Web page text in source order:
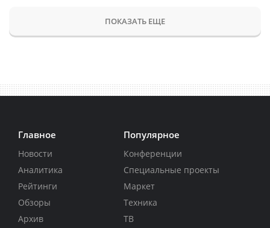
ПОКАЗАТЬ ЕЩЕ
Главное
Новости
Аналитика
Рейтинги
Обзоры
Архив
Популярное
Конференции
Специальные проекты
Маркет
Техника
ТВ